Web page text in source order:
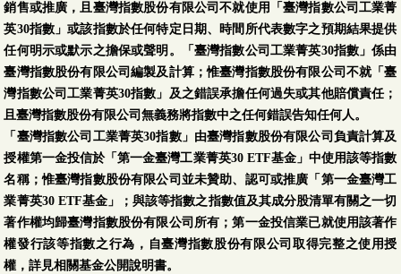
銷售或推廣，且臺灣指數股份有限公司不就使用「臺灣指數公司工業菁
英30指數」或該指數於任何特定日期、時間所代表數字之預期結果提供
任何明示或默示之擔保或聲明。「臺灣指數公司工業菁英30指數」係由
臺灣指數股份有限公司編製及計算；惟臺灣指數股份有限公司不就「臺
灣指數公司工業菁英30指數」及之錯誤承擔任何過失或其他賠償責任；
且臺灣指數股份有限公司無義務將指數中之任何錯誤告知任何人。
「臺灣指數公司工業菁英30指數」由臺灣指數股份有限公司負責計算及
授權第一金投信於「第一金臺灣工業菁英30 ETF基金」中使用該等指數
名稱；惟臺灣指數股份有限公司並未贊助、認可或推廣「第一金臺灣工
業菁英30 ETF基金」；與該等指數之指數值及其成分股清單有關之一切
著作權均歸臺灣指數股份有限公司所有；第一金投信業已就使用該著作
權發行該等指數之行為，自臺灣指數股份有限公司取得完整之使用授
權，詳見相關基金公開說明書。